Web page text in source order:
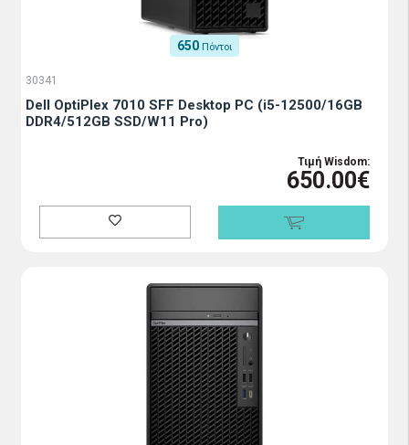
650 Πόντοι
30341
Dell OptiPlex 7010 SFF Desktop PC (i5-12500/16GB
DDR4/512GB SSD/W11 Pro)
Τιμή Wisdom:
650.00€